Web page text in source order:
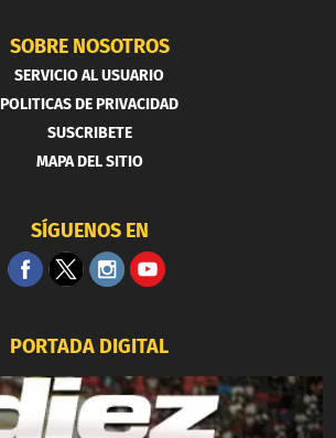
SOBRE NOSOTROS
SERVICIO AL USUARIO
POLITICAS DE PRIVACIDAD
SUSCRIBETE
MAPA DEL SITIO
SÍGUENOS EN
PORTADA DIGITAL